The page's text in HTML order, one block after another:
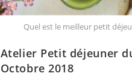
Quel est le meilleur petit
Atelier Petit déjeuner
Octobre 2018